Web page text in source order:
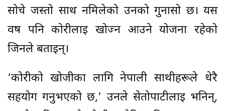
सोचे जस्तो साथ नमिलेको उनको गुनासो छ। यस
वर्ष पनि कोरीलाई खोज्न आउने योजना रहेको
जिनले बताइन्।
‘कोरीको खोजीका लागि नेपाली साथीहरूले धेरै
सहयोग गर्नुभएको छ,’ उनले सेतोपाटीलाई भनिन्,